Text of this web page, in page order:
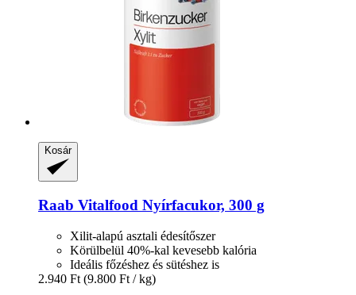
Kosár
Raab Vitalfood Nyírfacukor, 300 g
Xilit-alapú asztali édesítőszer
Körülbelül 40%-kal kevesebb kalória
Ideális főzéshez és sütéshez is
2.940 Ft (9.800 Ft / kg)